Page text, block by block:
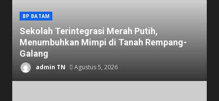
BP BATAM
Sekolah Terintegrasi Merah Putih,
Menumbuhkan Mimpi di Tanah Rempang-
Galang
admin TN Agustus 5, 2026